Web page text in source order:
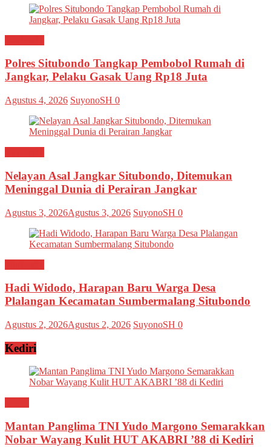
Polres Situbondo Tangkap Pembobol Rumah di
Jangkar, Pelaku Gasak Uang Rp18 Juta
Agustus 4, 2026 SuyonoSH 0
Nelayan Asal Jangkar Situbondo, Ditemukan
Meninggal Dunia di Perairan Jangkar
Agustus 3, 2026Agustus 3, 2026 SuyonoSH 0
Hadi Widodo, Harapan Baru Warga Desa
Plalangan Kecamatan Sumbermalang Situbondo
Agustus 2, 2026Agustus 2, 2026 SuyonoSH 0
Kediri
Mantan Panglima TNI Yudo Margono Semarakkan
Nobar Wayang Kulit HUT AKABRI ’88 di Kediri